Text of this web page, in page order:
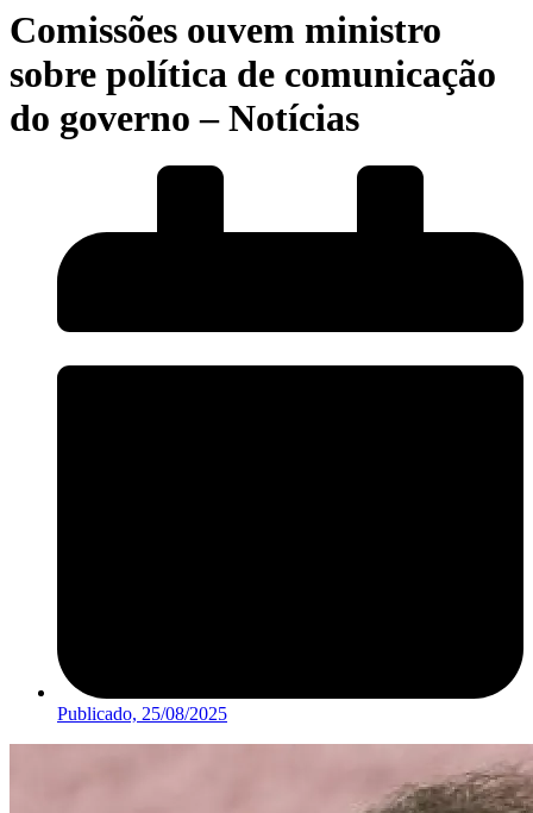
Comissões ouvem ministro
sobre política de comunicação
do governo – Notícias
Publicado, 25/08/2025